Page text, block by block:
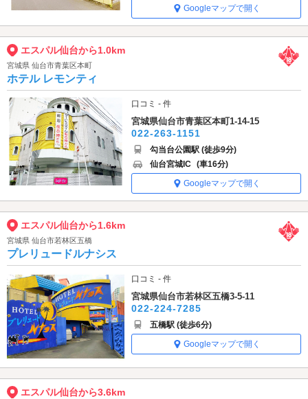
Googleマップで開く
エスパル仙台から1.0km
宮城県 仙台市青葉区本町
ホテル レモンティ
口コミ - 件
宮城県仙台市青葉区本町1-14-15
022-263-1151
勾当台公園駅 (徒歩9分)
仙台宮城IC (車16分)
Googleマップで開く
エスパル仙台から1.6km
宮城県 仙台市若林区五橋
プレリュードルナシス
口コミ - 件
宮城県仙台市若林区五橋3-5-11
022-224-7285
五橋駅 (徒歩6分)
Googleマップで開く
エスパル仙台から3.6km